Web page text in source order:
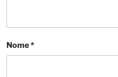
Nome*